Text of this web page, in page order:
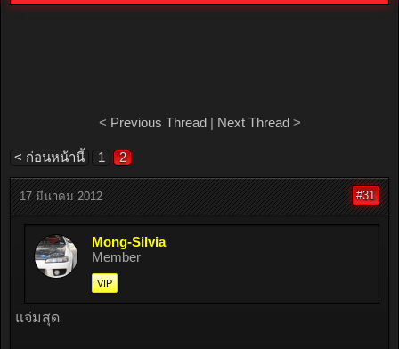
< Previous Thread| Next Thread>
< ก่อนหน้านี้ 1 2
17 มีนาคม 2012 #31
Mong-Silvia
Member
VIP
แจ่มสุด